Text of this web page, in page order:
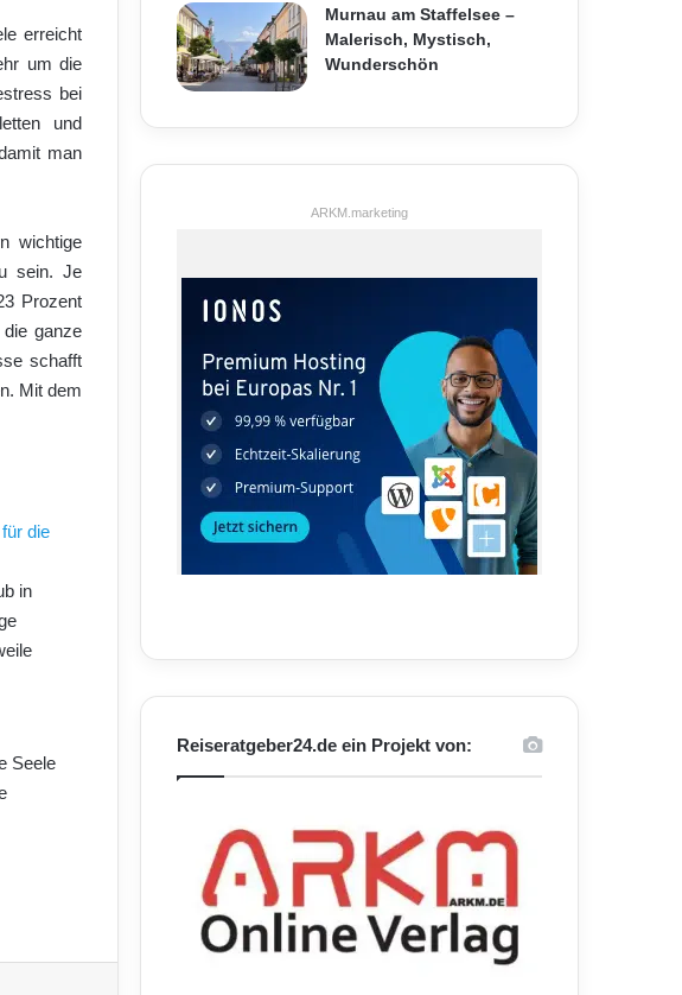
erreicht
um die
bei
und
man
wichtige
sein. Je
Prozent
ganze
schafft
Mit dem
die
in
Seele
Murnau am Staffelsee –
Malerisch, Mystisch,
Wunderschön
ARKM.marketing
Reiseratgeber24.de ein Projekt von: